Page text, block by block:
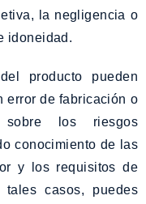
la negligencia o
idoneidad.
producto pueden
error de fabricación o
sobre los riesgos
conocimiento de las
y los requisitos de
casos, puedes